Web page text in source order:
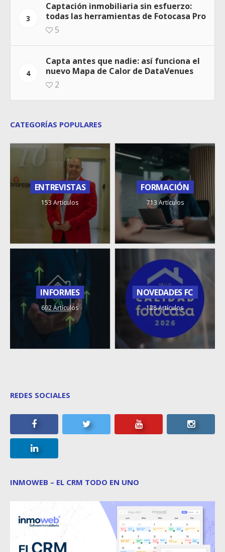
3
Captación inmobiliaria sin esfuerzo:
todas las herramientas de Fotocasa Pro
5
4
Capta antes que nadie: así funciona el
nuevo Mapa de Calor de DataVenues
2
CATEGORÍAS POPULARES
ENTREVISTAS
153 Artículos
FORMACIÓN
713 Artículos
INFORMES
692 Artículos
NOVEDADES FC
128 Artículos
REDES SOCIALES
INMOWEB – EL CRM TODO EN UNO